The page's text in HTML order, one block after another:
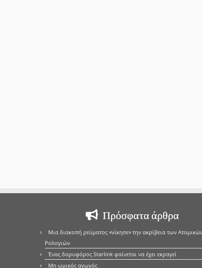
Πρόσφατα άρθρα
Μια διακοπή ρεύματος «νίκησε» την ακρίβεια των
Ρολογιών
Ένας δορυφόρος Starlink φαίνεται να έχει εκραγεί
Μη ωμικός αγωγός